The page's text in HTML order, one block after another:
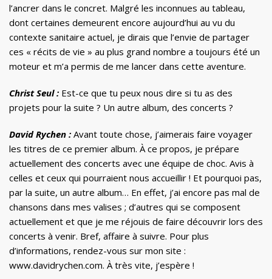
l’ancrer dans le concret. Malgré les inconnues au tableau,
dont certaines demeurent encore aujourd’hui au vu du
contexte sanitaire actuel, je dirais que l’envie de partager
ces « récits de vie » au plus grand nombre a toujours été un
moteur et m’a permis de me lancer dans cette aventure.
Christ Seul : Est-ce que tu peux nous dire si tu as des
projets pour la suite ? Un autre album, des concerts ?
David Rychen : Avant toute chose, j’aimerais faire voyager
les titres de ce premier album. À ce propos, je prépare
actuellement des concerts avec une équipe de choc. Avis à
celles et ceux qui pourraient nous accueillir ! Et pourquoi pas,
par la suite, un autre album… En effet, j’ai encore pas mal de
chansons dans mes valises ; d’autres qui se composent
actuellement et que je me réjouis de faire découvrir lors des
concerts à venir. Bref, affaire à suivre. Pour plus
d’informations, rendez-vous sur mon site :
www.davidrychen.com. À très vite, j’espère !